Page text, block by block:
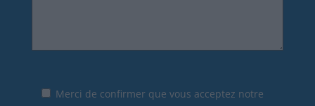
Merci de confirmer que vous acceptez notre